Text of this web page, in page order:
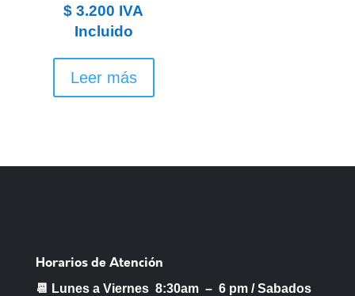
$ 3.200 IVA
Incluido
Leer más
Horarios de Atención
📆 Lunes a Viernes 8:30am – 6 pm /Sabados